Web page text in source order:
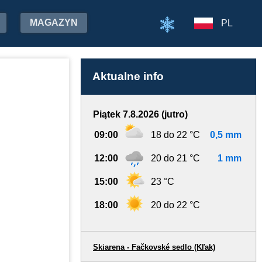
MAGAZYN PL
Aktualne info
Piątek 7.8.2026 (jutro)
09:00 18 do 22 °C 0,5 mm
12:00 20 do 21 °C 1 mm
15:00 23 °C
18:00 20 do 22 °C
Skiarena - Fačkovské sedlo (Kľak)